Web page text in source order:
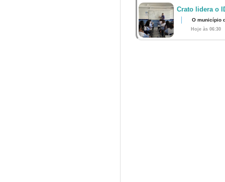
Crato lidera o
O município
Hoje às 06:30